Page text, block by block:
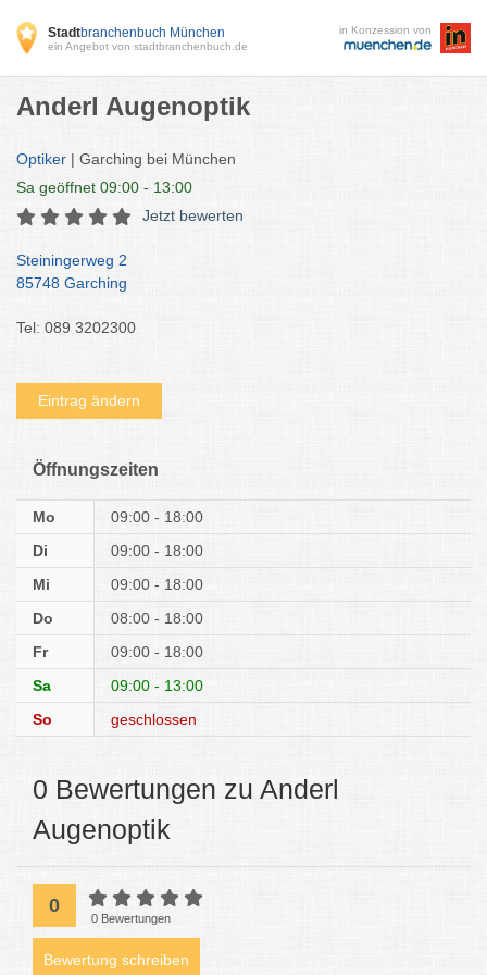
Stadtbranchenbuch München
ein Angebot von stadtbranchenbuch.de
in Konzession von
Anderl Augenoptik
Optiker | Garching bei München
Sa geöffnet 09:00 - 13:00
Jetzt bewerten
Steiningerweg 2
85748 Garching
Tel: 089 3202300
Eintrag ändern
Öffnungszeiten
Mo
09:00 - 18:00
Di
09:00 - 18:00
Mi
09:00 - 18:00
Do
08:00 - 18:00
Fr
09:00 - 18:00
Sa
09:00 - 13:00
So
geschlossen
0 Bewertungen zu Anderl
Augenoptik
0
0 Bewertungen
Bewertung schreiben